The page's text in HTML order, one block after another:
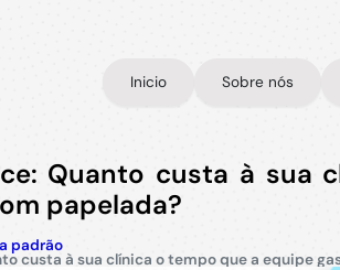
Inicio Sobre nós
Quanto custa à sua
papelada?
padrão
custa à sua clínica o tempo que a equipe